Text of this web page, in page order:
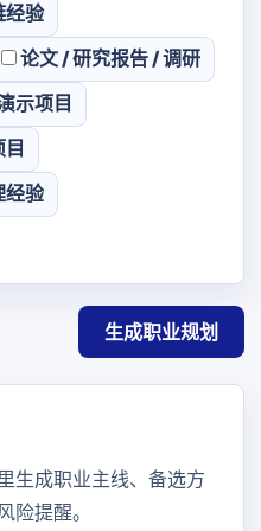
经验
论文 / 研究报告 / 调研
示项目
经验
生成职业规划
生成职业主线、备选方
险提醒。